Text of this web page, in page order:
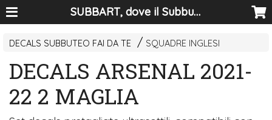
SUBBART, dove il Subbuteo diventa arte
DECALS SUBBUTEO FAI DA TE SQUADRE INGLESI
DECALS ARSENAL 2021-
22 2 MAGLIA